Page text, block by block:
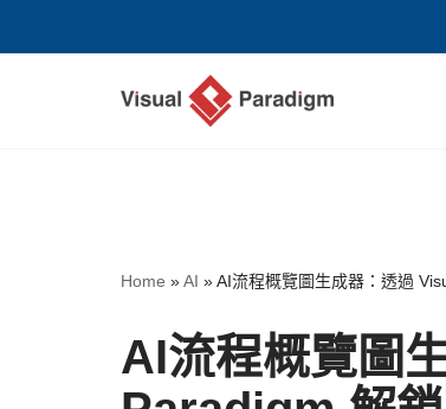
Home »AI »AI流程概覽圖生成器：透過
AI流程概覽圖